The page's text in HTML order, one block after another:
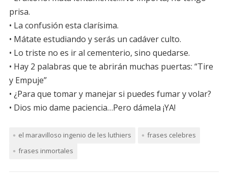
prisa.
• La confusión esta clarísima.
• Mátate estudiando y serás un cadáver culto.
• Lo triste no es ir al cementerio, sino quedarse.
• Hay 2 palabras que te abrirán muchas puertas: “Tire
y Empuje”
• ¿Para que tomar y manejar si puedes fumar y volar?
• Dios mio dame paciencia…Pero dámela ¡YA!
el maravilloso ingenio de les luthiers
frases celebres
frases inmortales